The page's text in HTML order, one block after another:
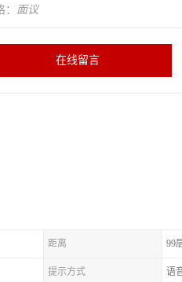
面议
在线留言
距离 99
提示方式 语